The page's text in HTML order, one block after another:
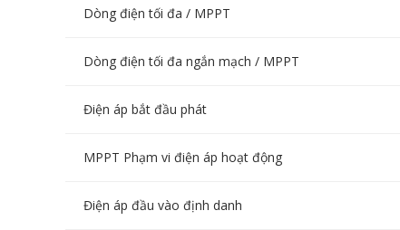
Dòng điện tối đa / MPPT
Dòng điện tối đa ngắn mạch / MPPT
Điện áp bắt đầu phát
MPPT Phạm vi điện áp hoạt động
Điện áp đầu vào định danh